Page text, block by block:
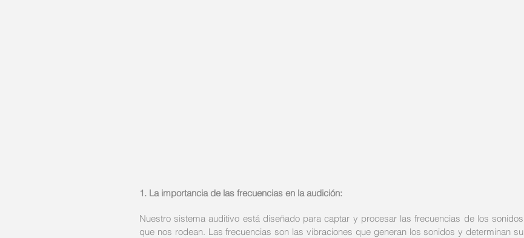
1. La importancia de las frecuencias en la audición:
Nuestro sistema auditivo está diseñado para captar y procesar las frecuencias de los sonidos
que nos rodean. Las frecuencias son las vibraciones que generan los sonidos y determinan su